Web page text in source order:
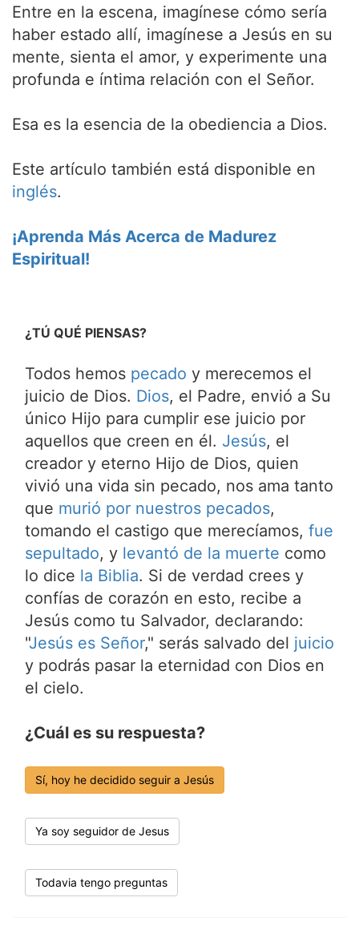
Entre en la escena, imagínese cómo sería
haber estado allí, imagínese a Jesús en su
mente, sienta el amor, y experimente una
profunda e íntima relación con el Señor.
Esa es la esencia de la obediencia a Dios.
Este artículo también está disponible en
inglés.
¡Aprenda Más Acerca de Madurez
Espiritual!
¿TÚ QUÉ PIENSAS?
Todos hemos pecado y merecemos el
juicio de Dios. Dios, el Padre, envió a Su
único Hijo para cumplir ese juicio por
aquellos que creen en él. Jesús, el
creador y eterno Hijo de Dios, quien
vivió una vida sin pecado, nos ama tanto
que murió por nuestros pecados,
tomando el castigo que merecíamos, fue
sepultado, y levantó de la muerte como
lo dice la Biblia. Si de verdad crees y
confías de corazón en esto, recibe a
Jesús como tu Salvador, declarando:
"Jesús es Señor," serás salvado del juicio
y podrás pasar la eternidad con Dios en
el cielo.
¿Cuál es su respuesta?
Sí, hoy he decidido seguir a Jesús
Ya soy seguidor de Jesus
Todavia tengo preguntas